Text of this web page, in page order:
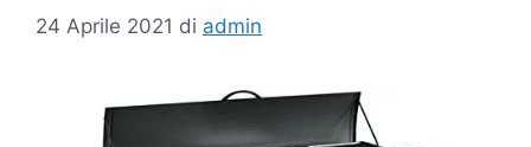
24 Aprile 2021 di admin